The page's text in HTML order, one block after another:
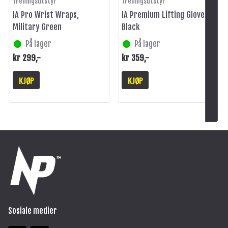
IA Pro Wrist Wraps,
Military Green
På lager
kr 299,-
KJØP
IA Premium Lifting Gloves,
Black
På lager
kr 359,-
KJØP
Sosiale medier